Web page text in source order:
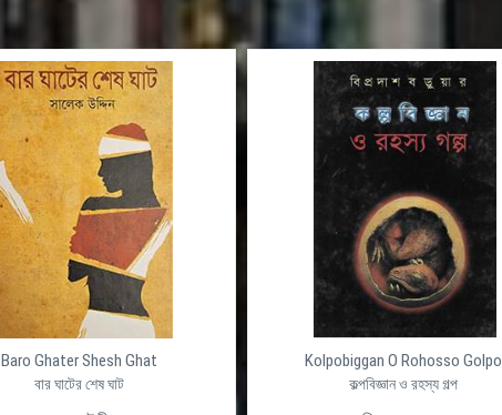
Baro Ghater Shesh Ghat
বার ঘাটের শেষ ঘাট
Kolpobiggan O Rohosso Golpo
কল্পবিজ্ঞান ও রহস্য গল্প